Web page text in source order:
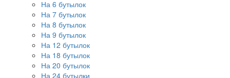
На 6 бутылок
На 7 бутылок
На 8 бутылок
На 9 бутылок
На 12 бутылок
На 18 бутылок
На 20 бутылок
На 24 бутылки